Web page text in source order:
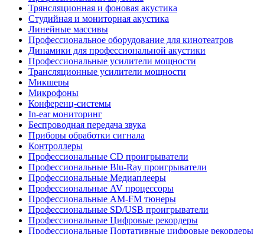
Трянсляционная и фоновая акустика
Студийная и мониторная акустика
Линейные массивы
Профессиональное оборудование для кинотеатров
Динамики для профессиональной акустики
Профессиональные усилители мощности
Трансляционные усилители мощности
Микшеры
Микрофоны
Конференц-системы
In-ear мониторинг
Беспроводная передача звука
Приборы обработки сигнала
Контроллеры
Профессиональные СD проигрыватели
Профессиональные Blu-Ray проигрыватели
Профессиональные Медиаплееры
Профессиональные AV процессоры
Профессиональные AM-FM тюнеры
Профессиональные SD/USB проигрыватели
Профессиональные Цифровые рекордеры
Профессиональные Портативные цифровые рекордеры